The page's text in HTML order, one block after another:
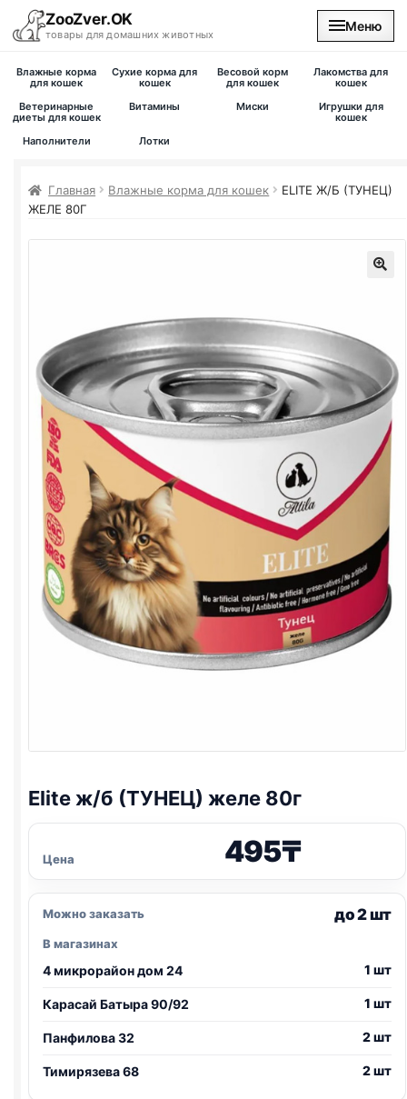
ZooZver.OK
товары для домашних животных
Меню
На главную
Влажные корма
для кошек
Сухие корма для
кошек
Весовой корм
для кошек
Лакомства для
кошек
Ветеринарные
диеты для кошек
Витамины Миски
Игрушки для
кошек
Наполнители
Лотки
Главная Влажные корма для кошек
ELITE Ж/Б (ТУНЕЦ)
ЖЕЛЕ 80Г
Elite ж/б (ТУНЕЦ) желе 80г
Цена 495₸
Можно заказать до 2 шт
В магазинах
4 микрорайон дом 24 1 шт
Карасай Батыра 90/92 1 шт
Панфилова 32 2 шт
Тимирязева 68 2 шт